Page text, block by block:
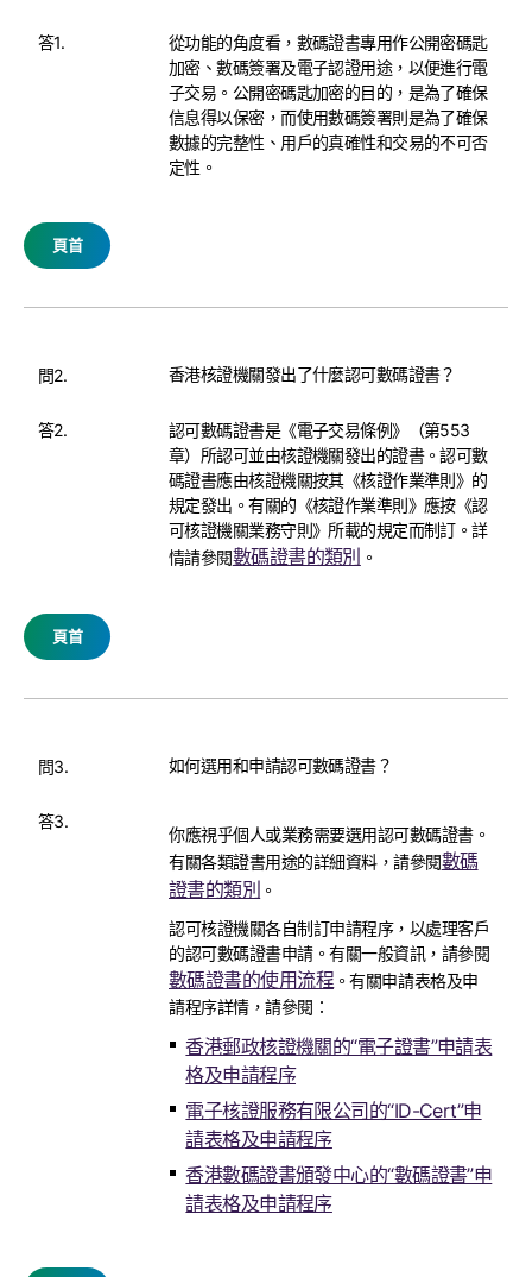
答1.
從功能的角度看，數碼證書專用作公開密碼匙
加密、數碼簽署及電子認證用途，以便進行電
子交易。公開密碼匙加密的目的，是為了確保
信息得以保密，而使用數碼簽署則是為了確保
數據的完整性、用戶的真確性和交易的不可否
定性。
頁首
問2. 香港核證機關發出了什麼認可數碼證書？
答2.
認可數碼證書是《電子交易條例》（第553
章）所認可並由核證機關發出的證書。認可數
碼證書應由核證機關按其《核證作業準則》的
規定發出。有關的《核證作業準則》應按《認
可核證機關業務守則》所載的規定而制訂。詳
情請參閱數碼證書的類別 。
頁首
問3. 如何選用和申請認可數碼證書？
答3.
你應視乎個人或業務需要選用認可數碼證書。
有關各類證書用途的詳細資料，請參閱數碼
證書的類別 。
認可核證機關各自制訂申請程序，以處理客戶
的認可數碼證書申請。有關一般資訊，請參閱
數碼證書的使用流程。有關申請表格及申
請程序詳情，請參閱：
香港郵政核證機關的“電子證書”申請表
格及申請程序
電子核證服務有限公司的“ID-Cert”申
請表格及申請程序
香港數碼證書頒發中心的“數碼證書”申
請表格及申請程序